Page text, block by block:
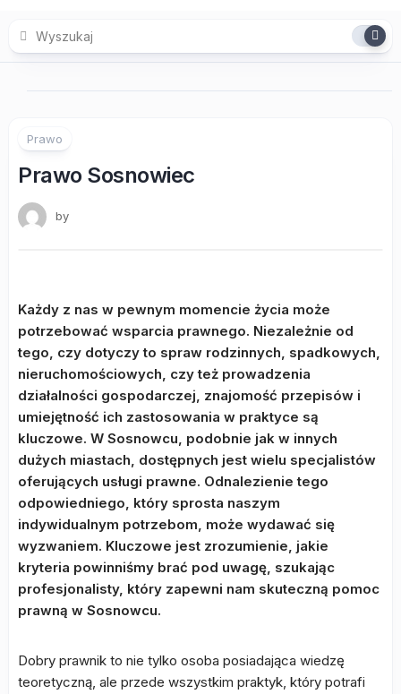
content
Prawo
Prawo Sosnowiec
by
Każdy z nas w pewnym momencie życia może
potrzebować wsparcia prawnego. Niezależnie od
tego, czy dotyczy to spraw rodzinnych, spadkowych,
nieruchomościowych, czy też prowadzenia
działalności gospodarczej, znajomość przepisów i
umiejętność ich zastosowania w praktyce są
kluczowe. W Sosnowcu, podobnie jak w innych
dużych miastach, dostępnych jest wielu specjalistów
oferujących usługi prawne. Odnalezienie tego
odpowiedniego, który sprosta naszym
indywidualnym potrzebom, może wydawać się
wyzwaniem. Kluczowe jest zrozumienie, jakie
kryteria powinniśmy brać pod uwagę, szukając
profesjonalisty, który zapewni nam skuteczną pomoc
prawną w Sosnowcu.
Dobry prawnik to nie tylko osoba posiadająca wiedzę
teoretyczną, ale przede wszystkim praktyk, który potrafi